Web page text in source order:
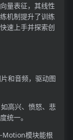
量表征，其线性
机制提升了训练
速上手并探索创
和音频，驱动图
高兴、愤怒、悲
统一。
模块能根